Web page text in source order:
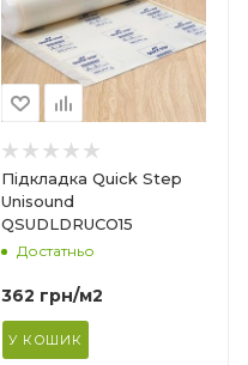
Підкладка Quick Step
Unisound
QSUDLDRUCO15
Достатньо
362 грн/м2
У КОШИК
14 мм
Ширина
77 мм
Довжина
Матеріал
Ламінований МДФ
Кількість в упаковці
6 шт/14,4 м п